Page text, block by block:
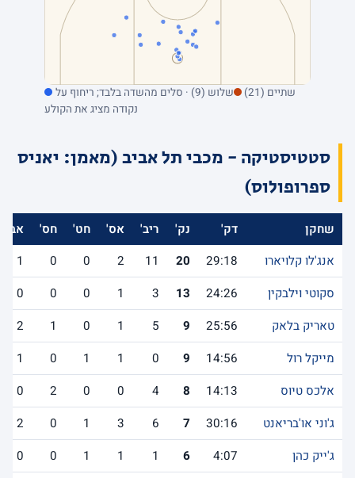
שתיים (21)
שלוש (9) · סלים מהשדה בלבד; ריחוף על
נקודה מציג את הקולע
סטטיסטיקה - מכבי תל אביב (מאמן: יאניס
ספרופולוס)
שחקן דק' נק' ריב' אס' חט' חס'
אב'
אנג'לו קלויארו
29:18
20
11
2
0
0
1
סקוטי וילבקין
24:26
13
3
1
0
0
0
טאריק בלאק
25:56
9
5
1
0
1
2
מייקל רול
14:56
9
0
1
1
0
1
אלכס טיוס
14:13
8
4
0
0
2
0
ג'וני או'בריאנט
30:16
7
6
3
1
0
2
ג'ייק כהן
4:07
6
1
1
1
0
0